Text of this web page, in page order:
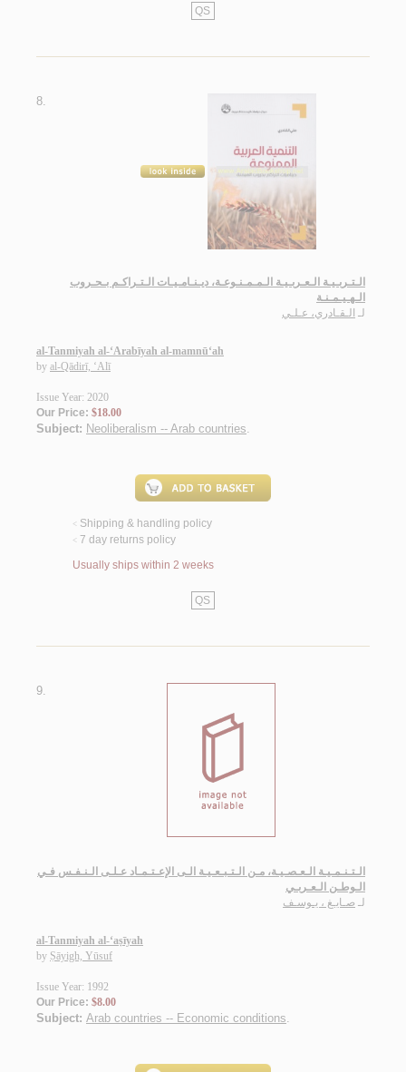
QS
8.
الـتـربـيـة الـعـربـيـة الـمـمـنـوعـة، ديـنـامـيـات الـتـراكـم بـحـروب
الـهـيـمـنـة
لـ الـقـادري، عـلـي
al-Tanmiyah al-‘Arabīyah al-mamnū‘ah
by al-Qādirī, ‘Alī
Issue Year: 2020
Our Price: $18.00
Subject: Neoliberalism -- Arab countries.
< Shipping & handling policy
< 7 day returns policy
Usually ships within 2 weeks
QS
9.
الـتـنـمـيـة الـعـصـيـة، مـن الـتـبـعـيـة الـى الإعـتـمـاد عـلـى الـنـفـس فـي
الـوطـن الـعـربـي
لـ صـايـغ ، يـوسـف
al-Tanmiyah al-‘aṣīyah
by Ṣāyigh, Yūsuf
Issue Year: 1992
Our Price: $8.00
Subject: Arab countries -- Economic conditions.